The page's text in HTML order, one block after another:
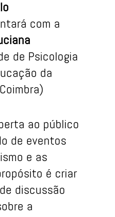
com a
de Psicologia
da
ao público
de eventos
e as
é criar
discussão
a